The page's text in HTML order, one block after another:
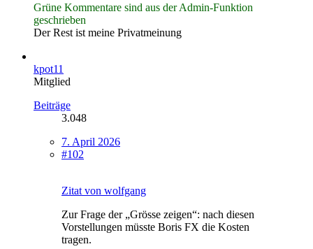
Grüne Kommentare sind aus der Admin-Funktion
geschrieben
Der Rest ist meine Privatmeinung
kpot11
Mitglied
Beiträge
3.048
7. April 2026
#102
Zitat von wolfgang
Zur Frage der „Grösse zeigen“: nach diesen
Vorstellungen müsste Boris FX die Kosten
tragen.